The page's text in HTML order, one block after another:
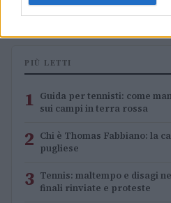
Andrea Conforti · 7 Ago 2026
PIÙ LETTI
1 Guida per tennisti: come
sui campi in terra rossa
2 Chi è Thomas Fabbiano: la
pugliese
3 Tennis: maltempo e disagi
finali rinviate e proteste